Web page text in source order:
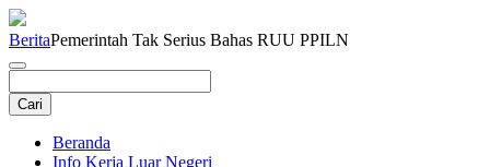
BeritaPemerintah Tak Serius Bahas RUU PPILN
Beranda
Info Kerja Luar Negeri